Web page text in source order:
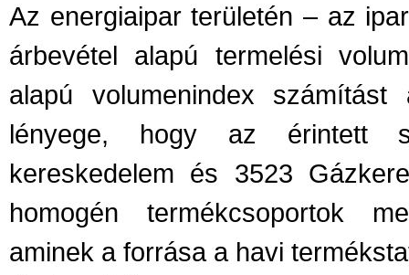
Az energiaipar területén – az
árbevétel alapú termelési
alapú volumenindex
lényege, hogy az érintett
kereskedelem és 3523
homogén termékcsoportok
aminek a forrása a havi